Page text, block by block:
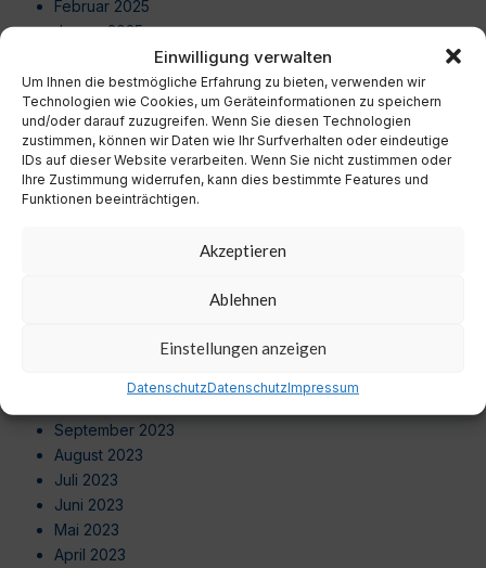
Einwilligung verwalten
Um Ihnen die bestmögliche Erfahrung zu bieten, verwenden wir
Technologien wie Cookies, um Geräteinformationen zu speichern
und/oder darauf zuzugreifen. Wenn Sie diesen Technologien
zustimmen, können wir Daten wie Ihr Surfverhalten oder eindeutige
IDs auf dieser Website verarbeiten. Wenn Sie nicht zustimmen oder
Ihre Zustimmung widerrufen, kann dies bestimmte Features und
Funktionen beeinträchtigen.
Akzeptieren
Ablehnen
Einstellungen anzeigen
DatenschutzDatenschutzImpressum
Februar 2025
Januar 2025
Dezember 2024
November 2024
Oktober 2024
September 2024
August 2024
Juli 2024
Juni 2024
Dezember 2023
November 2023
September 2023
August 2023
Juli 2023
Juni 2023
Mai 2023
April 2023